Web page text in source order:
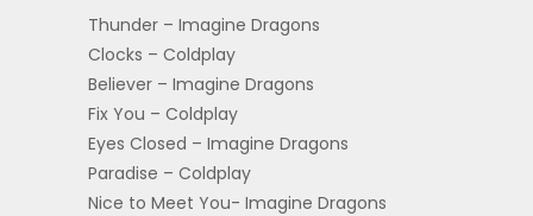
Thunder – Imagine Dragons
Clocks – Coldplay
Believer – Imagine Dragons
Fix You – Coldplay
Eyes Closed – Imagine Dragons
Paradise – Coldplay
Nice to Meet You- Imagine Dragons